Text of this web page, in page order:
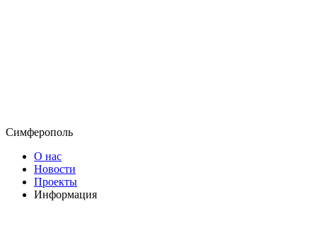
Симферополь
О нас
Новости
Проекты
Информация